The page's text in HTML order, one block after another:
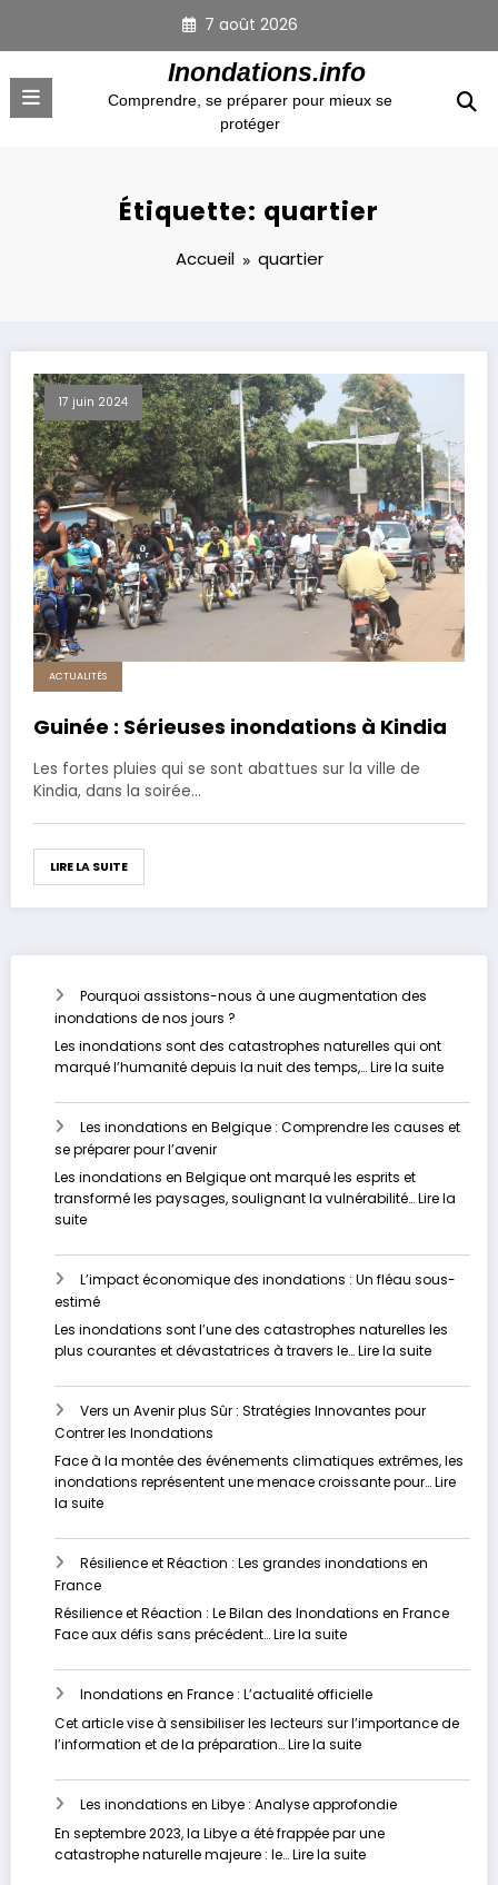
contenu
7 août 2026
Inondations.info
Comprendre, se préparer pour mieux se
protéger
Étiquette: quartier
Accueil quartier
17 juin 2024
ACTUALITÉS
Guinée : Sérieuses inondations à Kindia
Les fortes pluies qui se sont abattues sur la ville de
Kindia, dans la soirée…
LIRE LA SUITE
Pourquoi assistons-nous à une augmentation des
inondations de nos jours ?
Les inondations sont des catastrophes naturelles qui ont
marqué l’humanité depuis la nuit des temps,…Lire la suite:
nous
de
nos
Les inondations en Belgique : Comprendre les causes et
se préparer pour l’avenir
Les inondations en Belgique ont marqué les esprits et
transformé les paysages, soulignant la vulnérabilité…Lire la
suite:
inondations
en
Belgique
:
Comprendre
causes
et
se
préparer
pour
l’avenir
L’impact économique des inondations : Un fléau sous-
estimé
Les inondations sont l’une des catastrophes naturelles les
plus courantes et dévastatrices à travers le…Lire la suite:
:
Un
estimé
Vers un Avenir plus Sûr : Stratégies Innovantes pour
Contrer les Inondations
Face à la montée des événements climatiques extrêmes, les
inondations représentent une menace croissante pour…Lire
la suite:
un
Avenir
Sûr
:
Innovantes
pour
les
Inondations
Résilience et Réaction : Les grandes inondations en
France
Résilience et Réaction : Le Bilan des Inondations en France
Face aux défis sans précédent…Lire la suite:
et
Réaction
:
Les
inondations
en
Inondations en France : L’actualité officielle
Cet article vise à sensibiliser les lecteurs sur l’importance de
l’information et de la préparation…Lire la suite:
en
France
:
L’actualité
Les inondations en Libye : Analyse approfondie
En septembre 2023, la Libye a été frappée par une
catastrophe naturelle majeure : le…Lire la suite: